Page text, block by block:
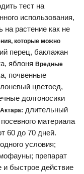
тест на
использования,
на растение как не
которые можно
перец, баклажан
яблоня Вредные
почвенные
цветоед,
долгоносики
длительный
материала
60 до 70 дней.
условия;
препарат
и быстрое действие